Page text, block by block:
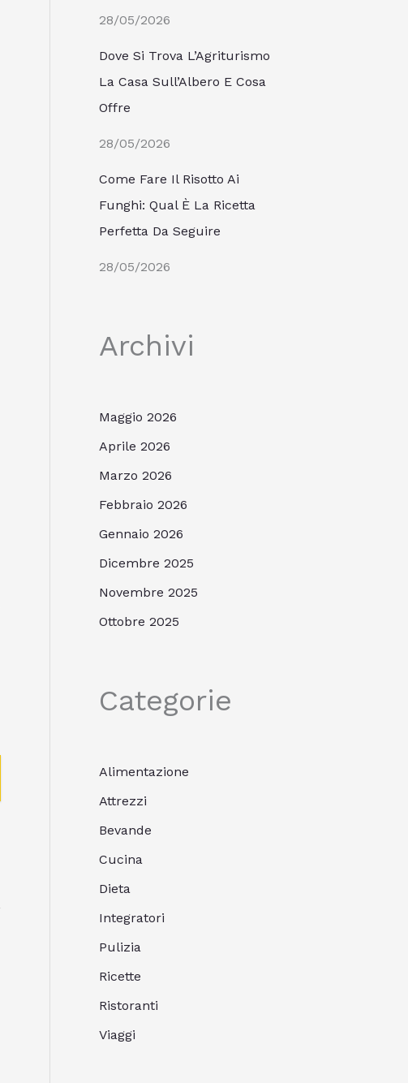
28/05/2026
Dove Si Trova L’Agriturismo
La Casa Sull’Albero E Cosa
Offre
28/05/2026
Come Fare Il Risotto Ai
Funghi: Qual È La Ricetta
Perfetta Da Seguire
28/05/2026
Archivi
Maggio 2026
Aprile 2026
Marzo 2026
Febbraio 2026
Gennaio 2026
Dicembre 2025
Novembre 2025
Ottobre 2025
Categorie
Alimentazione
Attrezzi
Bevande
Cucina
Dieta
Integratori
Pulizia
Ricette
Ristoranti
Viaggi